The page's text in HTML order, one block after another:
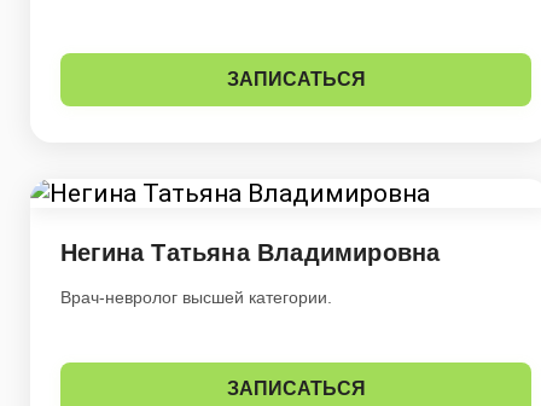
ЗАПИСАТЬСЯ
Негина Татьяна Владимировна
Врач-невролог высшей категории.
ЗАПИСАТЬСЯ